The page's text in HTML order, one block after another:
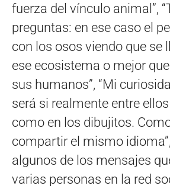
fuerza del vínculo animal”,
preguntas: en ese caso el
con los osos viendo que se
ese ecosistema o mejor
sus humanos”, “Mi
será si realmente entre
como en los dibujitos.
compartir el mismo
algunos de los mensajes
varias personas en la red